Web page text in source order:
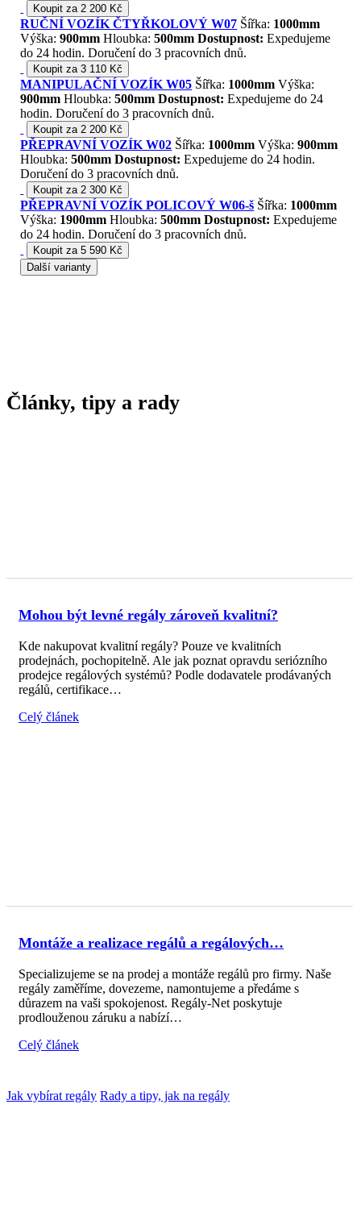
Koupit za 2 200 Kč
RUČNÍ VOZÍK ČTYŘKOLOVÝ W07 Šířka: 1000mm
Výška:900mm Hloubka:500mm Dostupnost:Expedujeme
do 24 hodin. Doručení do 3 pracovních dnů.
Koupit za 3 110 Kč
MANIPULAČNÍ VOZÍK W05 Šířka: 1000mm Výška:
900mm Hloubka:500mm Dostupnost:Expedujeme do 24
hodin. Doručení do 3 pracovních dnů.
Koupit za 2 200 Kč
PŘEPRAVNÍ VOZÍK W02 Šířka: 1000mm Výška:900mm
Hloubka:500mm Dostupnost:Expedujeme do 24 hodin.
Doručení do 3 pracovních dnů.
Koupit za 2 300 Kč
PŘEPRAVNÍ VOZÍK POLICOVÝ W06-š Šířka: 1000mm
Výška: 1900mm Hloubka:500mm Dostupnost:Expedujeme
do 24 hodin. Doručení do 3 pracovních dnů.
Koupit za 5 590 Kč
Další varianty
Články, tipy a rady
Mohou být levné regály zároveň kvalitní?
Kde nakupovat kvalitní regály? Pouze ve kvalitních
prodejnách, pochopitelně. Ale jak poznat opravdu seriózního
prodejce regálových systémů? Podle dodavatele prodávaných
regálů, certifikace…
Celý článek
Montáže a realizace regálů a regálových…
Specializujeme se na prodej a montáže regálů pro firmy. Naše
regály zaměříme, dovezeme, namontujeme a předáme s
důrazem na vaši spokojenost. Regály-Net poskytuje
prodlouženou záruku a nabízí…
Celý článek
Jak vybírat regály Rady a tipy, jak na regály